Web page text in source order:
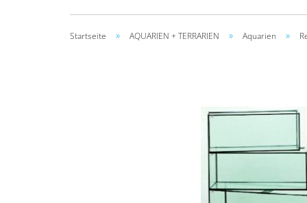
Startseite » AQUARIEN + TERRARIEN » Aquarien »